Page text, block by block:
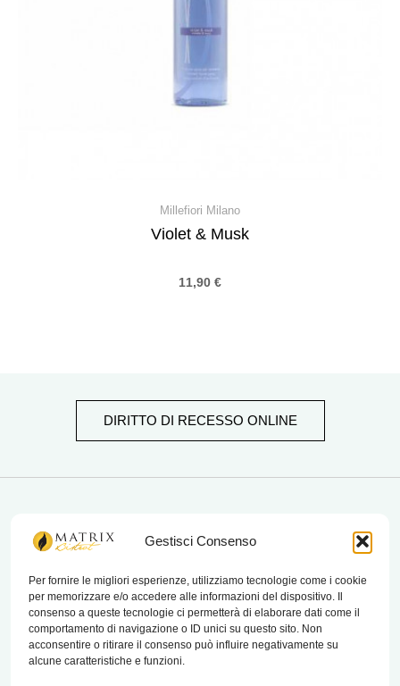
Gestisci Consenso
Per fornire le migliori esperienze, utilizziamo tecnologie come i cookie
per memorizzare e/o accedere alle informazioni del dispositivo. Il
consenso a queste tecnologie ci permetterà di elaborare dati come il
comportamento di navigazione o ID unici su questo sito. Non
acconsentire o ritirare il consenso può influire negativamente su
alcune caratteristiche e funzioni.
Millefiori Milano
Violet & Musk
11,90 €
DIRITTO DI RECESSO ONLINE
matrix bistrot
Chi Siamo
Contatti
Termini e condizioni di vendita e reso